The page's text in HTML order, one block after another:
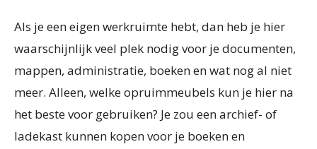
Als je een eigen werkruimte hebt, dan heb je hier
waarschijnlijk veel plek nodig voor je documenten,
mappen, administratie, boeken en wat nog al niet
meer. Alleen, welke opruimmeubels kun je hier na
het beste voor gebruiken? Je zou een archief- of
ladekast kunnen kopen voor je boeken en